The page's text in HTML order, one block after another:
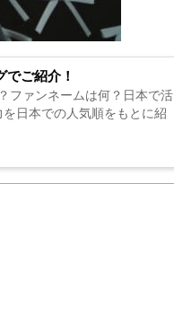
でご紹介！
ファンネームは何？日本で活
日本での人気順をもとに紹